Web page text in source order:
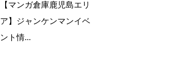
【マンガ倉庫鹿児島エリ
ア】ジャンケンマンイベ
ント情...